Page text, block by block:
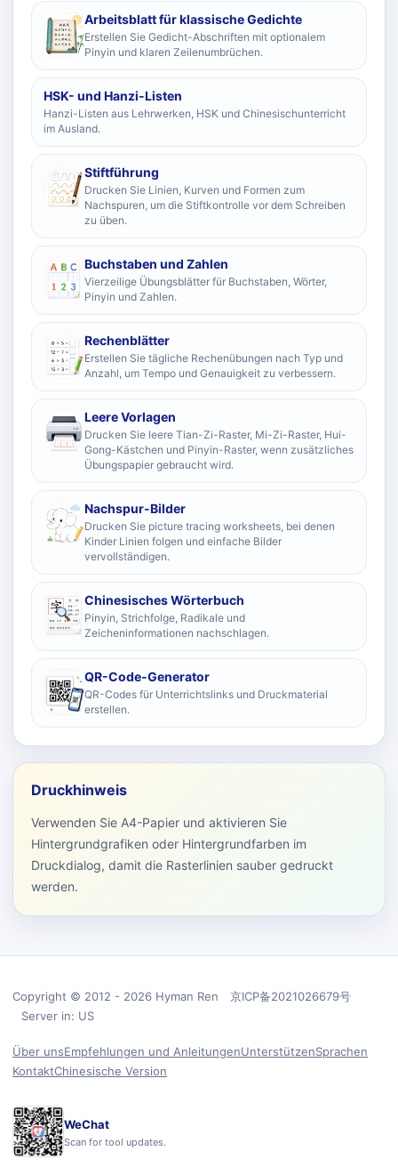
Arbeitsblatt für klassische Gedichte
Erstellen Sie Gedicht-Abschriften mit optionalem
Pinyin und klaren Zeilenumbrüchen.
HSK- und Hanzi-Listen
Hanzi-Listen aus Lehrwerken, HSK und Chinesischunterricht
im Ausland.
Stiftführung
Drucken Sie Linien, Kurven und Formen zum
Nachspuren, um die Stiftkontrolle vor dem Schreiben
zu üben.
Buchstaben und Zahlen
Vierzeilige Übungsblätter für Buchstaben, Wörter,
Pinyin und Zahlen.
Rechenblätter
Erstellen Sie tägliche Rechenübungen nach Typ und
Anzahl, um Tempo und Genauigkeit zu verbessern.
Leere Vorlagen
Drucken Sie leere Tian-Zi-Raster, Mi-Zi-Raster, Hui-
Gong-Kästchen und Pinyin-Raster, wenn zusätzliches
Übungspapier gebraucht wird.
Nachspur-Bilder
Drucken Sie picture tracing worksheets, bei denen
Kinder Linien folgen und einfache Bilder
vervollständigen.
Chinesisches Wörterbuch
Pinyin, Strichfolge, Radikale und
Zeicheninformationen nachschlagen.
QR-Code-Generator
QR-Codes für Unterrichtslinks und Druckmaterial
erstellen.
Druckhinweis
Verwenden Sie A4-Papier und aktivieren Sie
Hintergrundgrafiken oder Hintergrundfarben im
Druckdialog, damit die Rasterlinien sauber gedruckt
werden.
Copyright © 2012 - 2026 Hyman Ren 京ICP备2021026679号
Server in: US
Über unsEmpfehlungen und AnleitungenUnterstützenSprachen
KontaktChinesische Version
WeChat
Scan for tool updates.